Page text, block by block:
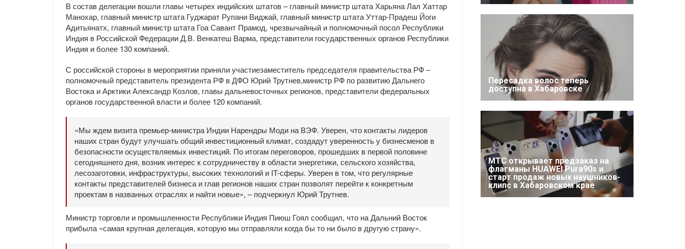
В состав делегации вошли главы четырех индийских штатов – главный министр штата Харьяна Лал Хаттар
Манохар, главный министр штата Гуджарат Рупани Виджай, главный министр штата Уттар-Прадеш Йоги
Адитьянатх, главный министр штата Гоа Савант Прамод, чрезвычайный и полномочный посол Республики
Индия в Российской Федерации Д.В. Венкатеш Варма, представители государственных органов Республики
Индия и более 130 компаний.
С российской стороны в мероприятии приняли участиезаместитель председателя правительства РФ –
полномочный представитель президента РФ в ДФО Юрий Трутнев,министр РФ по развитию Дальнего
Востока и Арктики Александр Козлов, главы дальневосточных регионов, представители федеральных
органов государственной власти и более 120 компаний.
«Мы ждем визита премьер-министра Индии Нарендры Моди на ВЭФ. Уверен, что контакты лидеров
наших стран будут улучшать общий инвестиционный климат, создадут уверенность у бизнесменов в
безопасности осуществляемых инвестиций. По итогам переговоров, прошедших в первой половине
сегодняшнего дня, возник интерес к сотрудничеству в области энергетики, сельского хозяйства,
лесозаготовки, инфраструктуры, высоких технологий и IT-сферы. Уверен в том, что регулярные
контакты представителей бизнеса и глав регионов наших стран позволят перейти к конкретным
проектам в названных отраслях и найти новые», – подчеркнул Юрий Трутнев.
Министр торговли и промышленности Республики Индия Пиюш Гоял сообщил, что на Дальний Восток
прибыла «самая крупная делегация, которую мы отправляли когда бы то ни было в другую страну».
Пересадка волос теперь
доступна в Хабаровске
МТС открывает предзаказ на
флагманы HUAWEI Pura90s и
старт продаж новых наушников-
клипс в Хабаровском крае